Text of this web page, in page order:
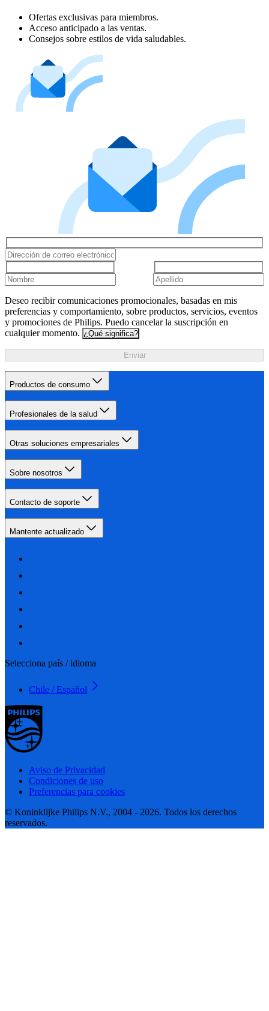
Ofertas exclusivas para miembros.
Acceso anticipado a las ventas.
Consejos sobre estilos de vida saludables.
Deseo recibir comunicaciones promocionales, basadas en mis
preferencias y comportamiento, sobre productos, servicios, eventos
y promociones de Philips. Puedo cancelar la suscripción en
cualquier momento. ¿Qué significa?
Enviar
Productos de consumo
Profesionales de la salud
Otras soluciones empresariales
Sobre nosotros
Contacto de soporte
Mantente actualizado
Selecciona país / idioma
Chile / Español
Aviso de Privacidad
Condiciones de uso
Preferencias para cookies
© Koninklijke Philips N.V., 2004 - 2026. Todos los derechos
reservados.